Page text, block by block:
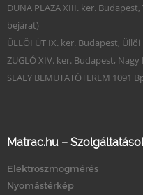
DUNA PLAZA XIII. ker.
bejárat)
ÜLLŐI ÚT IX. ker. Budapest,
ZUGLÓ XIV. ker. Budapest,
SEALY BEMUTATÓTEREM 1091
Matrac.hu –
Elektroszmogmérés
Nyomástérkép